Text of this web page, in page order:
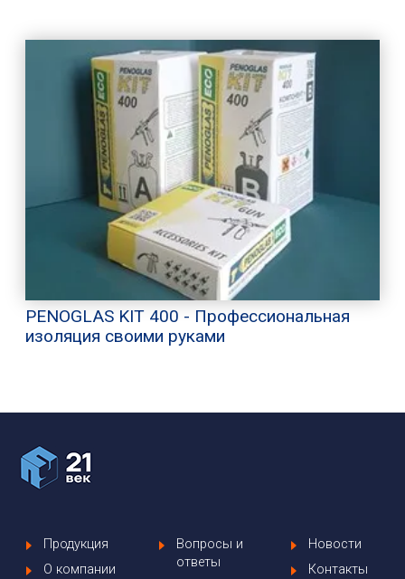
PENOGLAS KIT 400 - Профессиональная
изоляция своими руками
Продукция
О компании
Вопросы и
ответы
Новости
Контакты